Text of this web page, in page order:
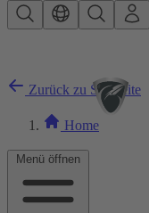
Zum Hauptinhalt springen
Menü öffnen
Zurück zu Startseite
Home